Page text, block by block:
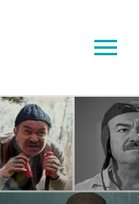
Toggle
navigation